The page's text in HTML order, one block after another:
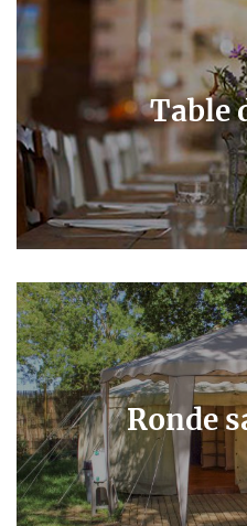
Table
Ronde